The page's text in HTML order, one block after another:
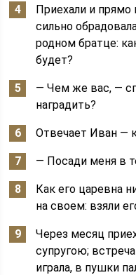
Приехали и прямо
сильно
родном братце:
будет?
— Чем же вас, —
наградить?
Отвечает Иван —
— Посади меня в
Как его царевна
на своем: взяли
Через месяц
супругою;
играла, в пушки